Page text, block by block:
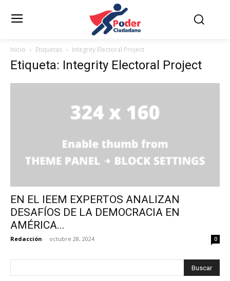
Inicio Etiquetas Integrity Electoral Project
Etiqueta: Integrity Electoral Project
EN EL IEEM EXPERTOS ANALIZAN
DESAFÍOS DE LA DEMOCRACIA EN
AMÉRICA...
Redacción - octubre 28, 2024 0